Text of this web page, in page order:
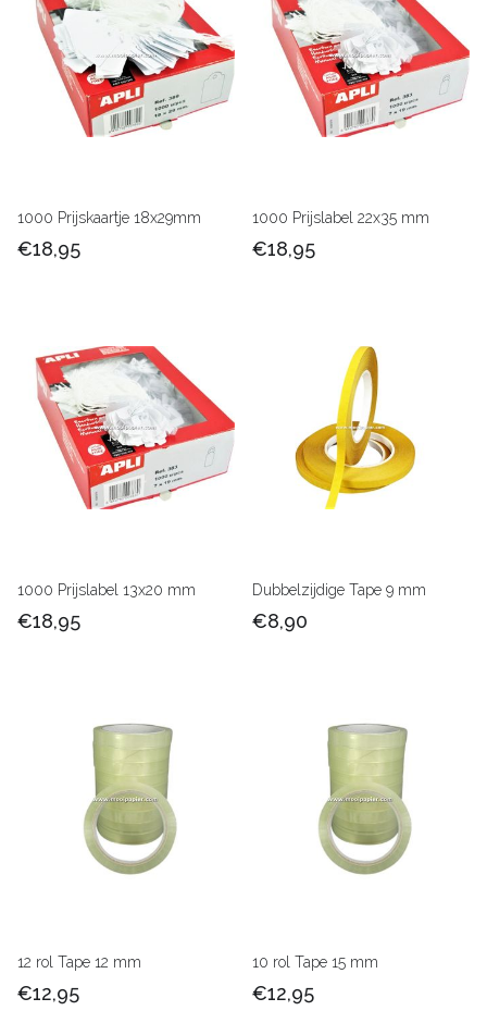
1000 Prijskaartje 18x29mm
€18,95
1000 Prijslabel 22x35 mm
€18,95
1000 Prijslabel 13x20 mm
€18,95
Dubbelzijdige Tape 9 mm
€8,90
12 rol Tape 12 mm
€12,95
10 rol Tape 15 mm
€12,95